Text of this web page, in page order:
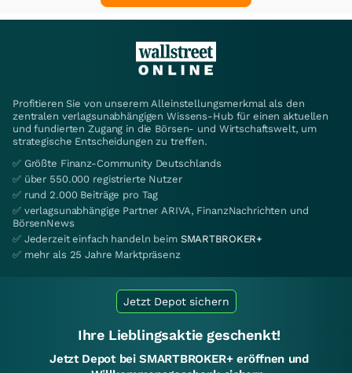
Profitieren Sie von unserem Alleinstellungsmerkmal als den
zentralen verlagsunabhängigen Wissens-Hub für einen aktuellen
und fundierten Zugang in die Börsen- und Wirtschaftswelt, um
strategische Entscheidungen zu treffen.
✅ Größte Finanz-Community Deutschlands
✅ über 550.000 registrierte Nutzer
✅ rund 2.000 Beiträge pro Tag
✅ verlagsunabhängige Partner ARIVA, FinanzNachrichten und
BörsenNews
✅ Jederzeit einfach handeln beim SMARTBROKER+
✅ mehr als 25 Jahre Marktpräsenz
Jetzt Depot sichern
Ihre Lieblingsaktie geschenkt!
Jetzt Depot bei SMARTBROKER+ eröffnen und